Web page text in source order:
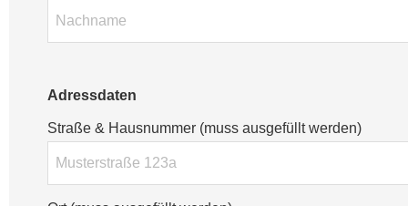
Adressdaten
Straße & Hausnummer (muss ausgefüllt werden)